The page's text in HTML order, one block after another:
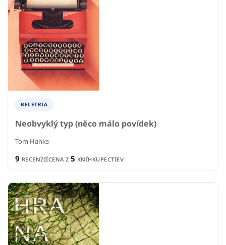
BELETRIA
Neobvyklý typ (něco málo povídek)
Tom Hanks
9 RECENZIÍCENA Z 5 KNÍHKUPECTIEV